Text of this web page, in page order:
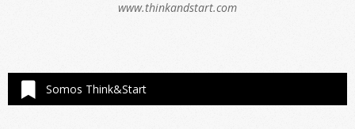
www.thinkandstart.com
Somos Think&Start